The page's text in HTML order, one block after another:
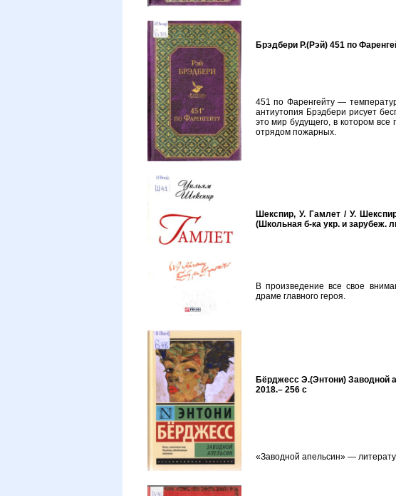
Брэдбери Р.(Рэй) 451 по
451 по Фаренгейту —
антиутопия Брэдбери рисует
это мир будущего, в котором
отрядом пожарных.
Шекспир, У. Гамлет / У.
(Школьная б-ка укр. и зарубеж.
В произведение все свое
драме главного героя.
Бёрджесс Э.(Энтони) Заводной
2018.– 256 с
«Заводной апельсин» —